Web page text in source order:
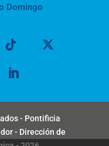
Domingo
- Pontificia
- Dirección de